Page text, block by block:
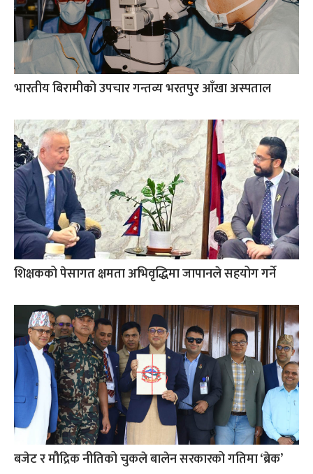
भारतीय बिरामीको उपचार गन्तव्य भरतपुर आँखा अस्पताल
शिक्षकको पेसागत क्षमता अभिवृद्धिमा जापानले सहयोग गर्ने
बजेट र मौद्रिक नीतिको चुकले बालेन सरकारको गतिमा ‘ब्रेक’